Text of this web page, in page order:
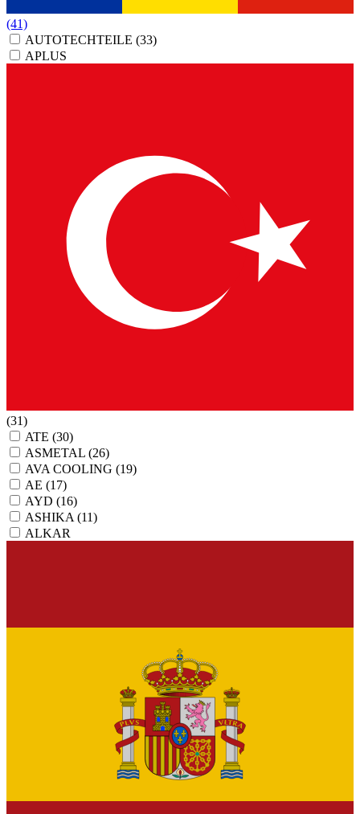
(41)
AUTOTECHTEILE (33)
APLUS
(31)
ATE (30)
ASMETAL (26)
AVA COOLING (19)
AE (17)
AYD (16)
ASHIKA (11)
ALKAR